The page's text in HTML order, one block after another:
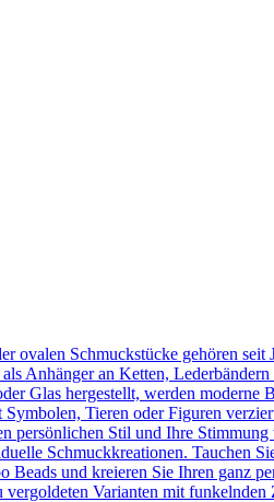
Schmuckstücke gehören seit
Anhänger an Ketten,
Glas hergestellt, werden moderne
Tieren oder Figuren
Stil und Ihre
Schmuckkreationen. Tauchen
und kreieren Sie Ihren ganz
Varianten mit